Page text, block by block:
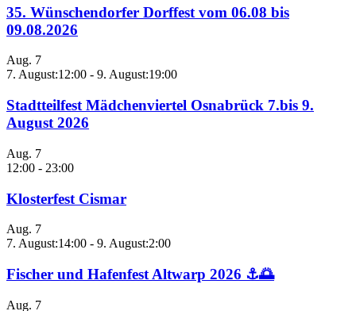
35. Wünschendorfer Dorffest vom 06.08 bis
09.08.2026
Aug. 7
7. August:12:00 - 9. August:19:00
Stadtteilfest Mädchenviertel Osnabrück 7.bis 9.
August 2026
Aug. 7
12:00 - 23:00
Klosterfest Cismar
Aug. 7
7. August:14:00 - 9. August:2:00
Fischer und Hafenfest Altwarp 2026 ⚓🌅
Aug. 7